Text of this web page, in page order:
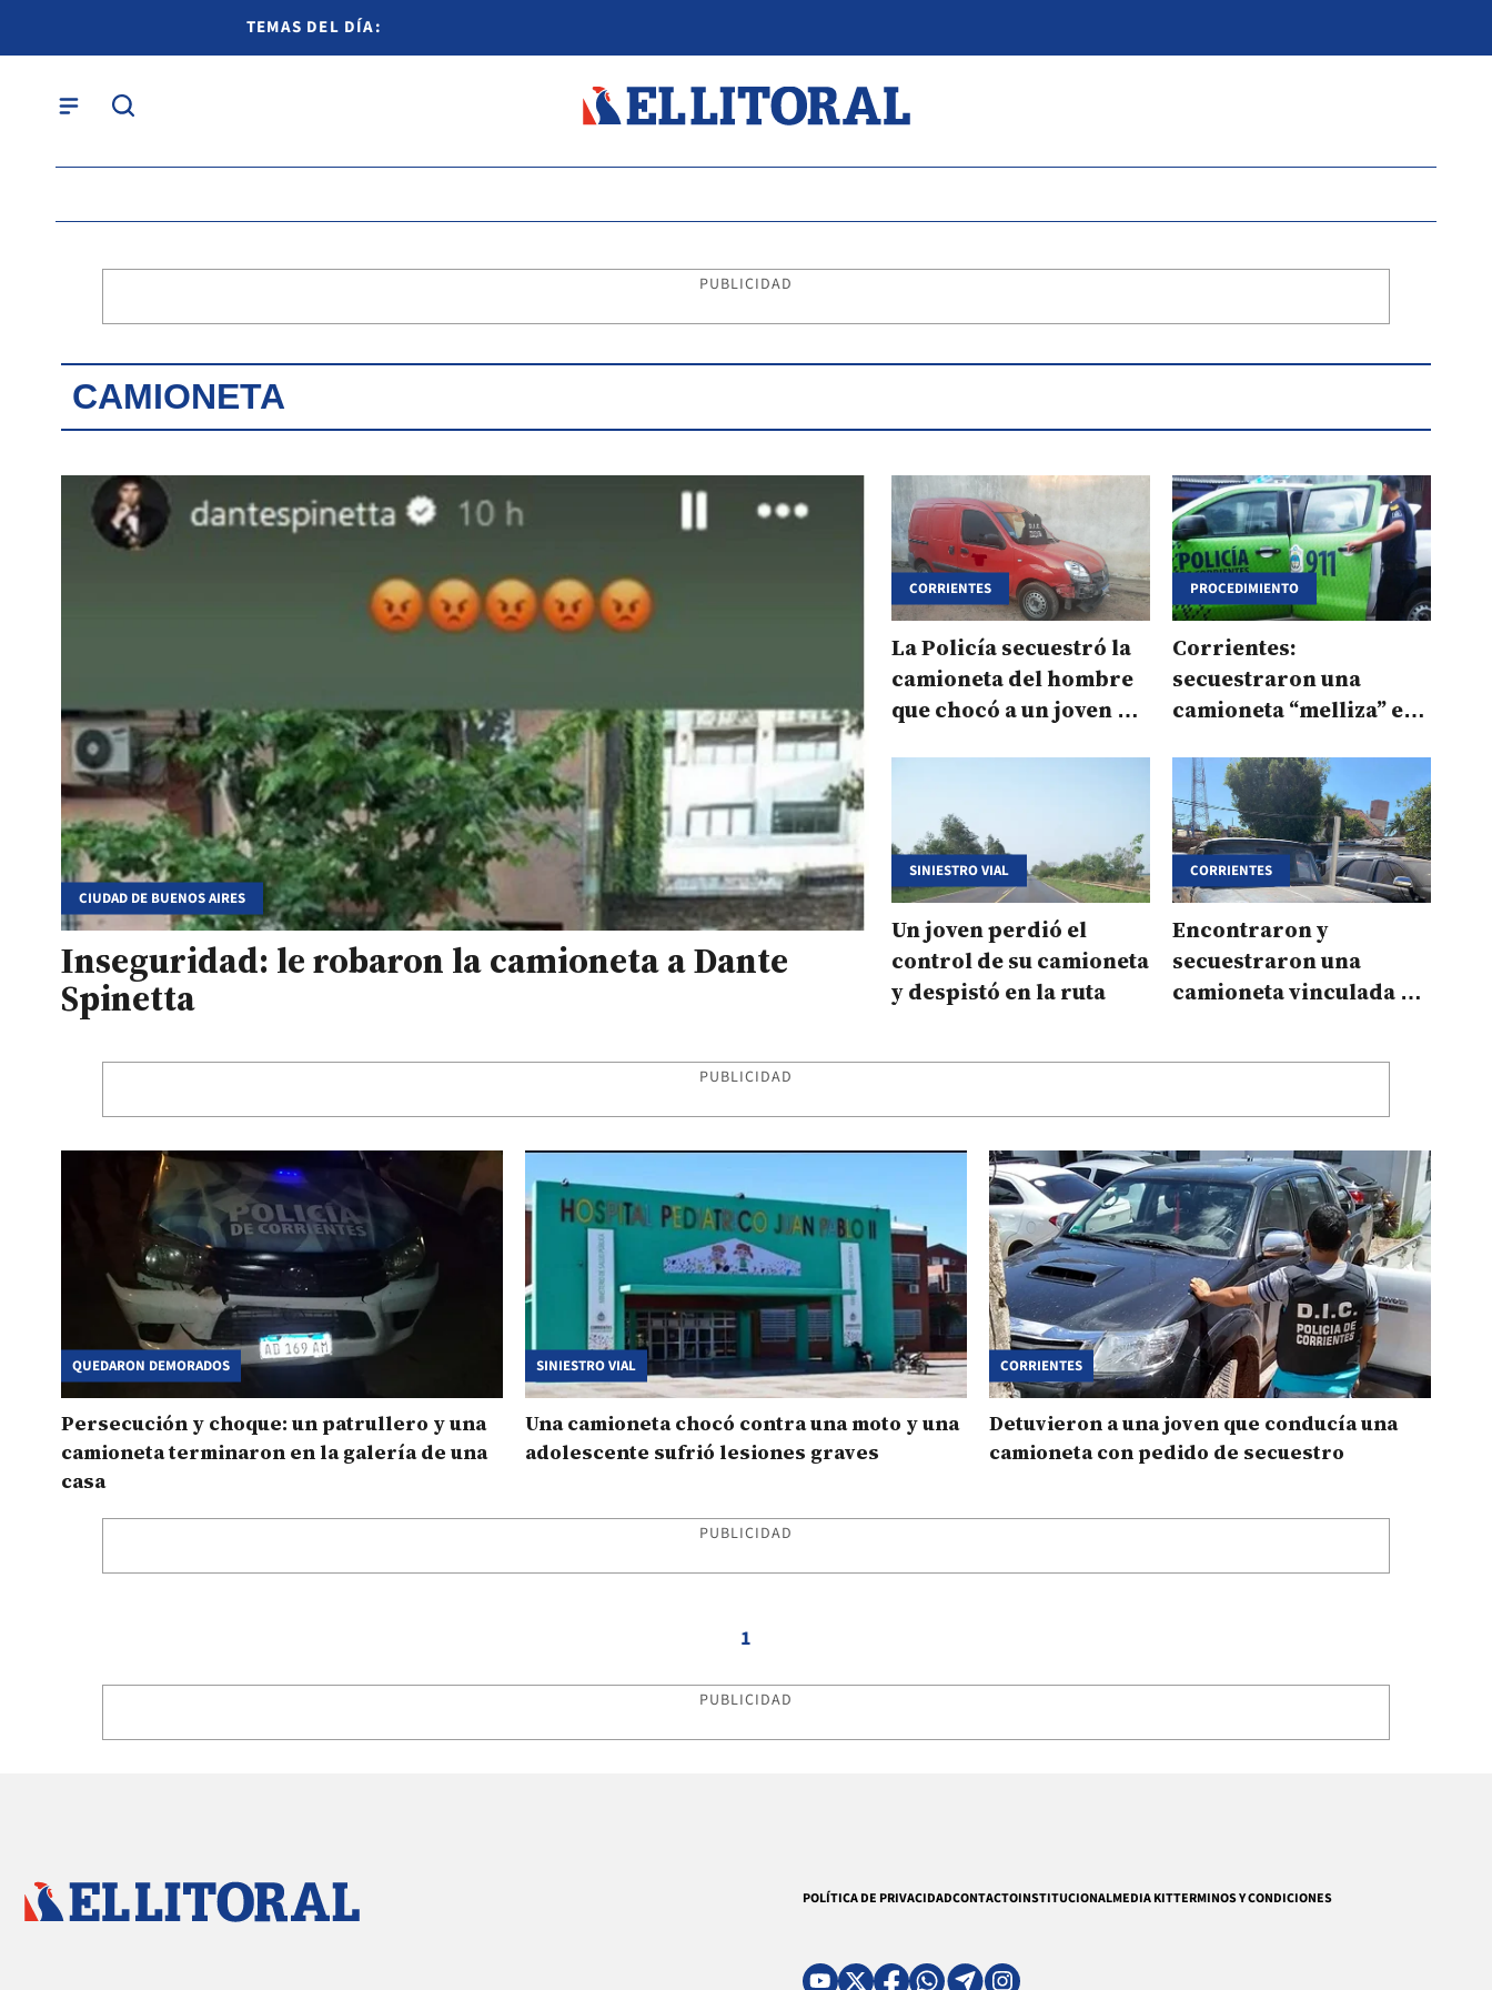
TEMAS DEL DÍA:
PUBLICIDAD
CAMIONETA
CIUDAD DE BUENOS AIRES
Inseguridad: le robaron la camioneta a Dante
Spinetta
CORRIENTES
La Policía secuestró la
camioneta del hombre
que chocó a un joven y
PROCEDIMIENTO
Corrientes:
secuestraron una
camioneta “melliza” en
SINIESTRO VIAL
Un joven perdió el
control de su camioneta
y despistó en la ruta
CORRIENTES
Encontraron y
secuestraron una
camioneta vinculada a
PUBLICIDAD
QUEDARON DEMORADOS
Persecución y choque: un patrullero y una
camioneta terminaron en la galería de una
casa
SINIESTRO VIAL
Una camioneta chocó contra una moto y una
adolescente sufrió lesiones graves
CORRIENTES
Detuvieron a una joven que conducía una
camioneta con pedido de secuestro
PUBLICIDAD
1
PUBLICIDAD
POLÍTICA DE PRIVACIDADCONTACTOINSTITUCIONALMEDIA KITTERMINOS Y CONDICIONES